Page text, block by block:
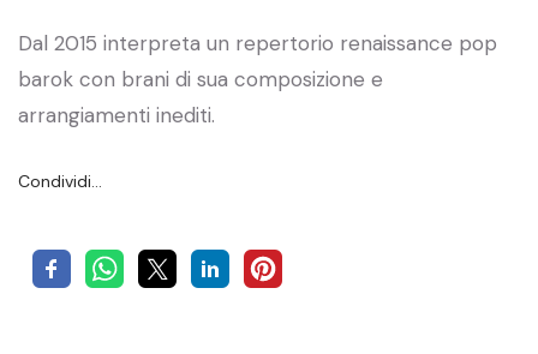
Dal 2015 interpreta un repertorio renaissance pop
barok con brani di sua composizione e
arrangiamenti inediti.
Condividi…